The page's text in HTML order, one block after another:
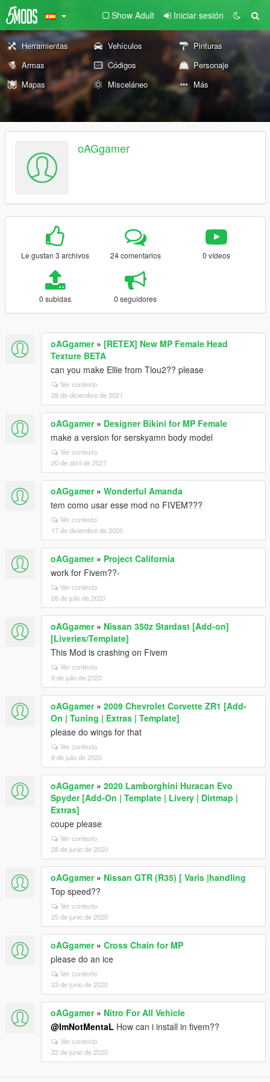
Show Adult Iniciar sesión
Herramientas Vehículos
Pinturas
Armas
Códigos
Personaje
Mapas
Misceláneo Más
oAGgamer
Le gustan 3 archivos 24 comentarios 0 vídeos
0 subidas 0 seguidores
oAGgamer» [RETEX] New MP Female Head
Texture BETA
can you make Ellie from Tlou2?? please
Ver contexto
28 de diciembre de 2021
oAGgamer» Designer Bikini for MP Female
make a version for serskyamn body model
Ver contexto
20 de abril de 2021
oAGgamer» Wonderful Amanda
tem como usar esse mod no FIVEM???
Ver contexto
17 de diciembre de 2020
oAGgamer» Project California
work for Fivem??-
Ver contexto
26 de julio de 2020
oAGgamer» Nissan 350z Stardast [Add-on]
[Liveries/Template]
This Mod is crashing on Fivem
Ver contexto
9 de julio de 2020
oAGgamer» 2009 Chevrolet Corvette ZR1 [Add-
On | Tuning | Extras | Template]
please do wings for that
Ver contexto
8 de julio de 2020
oAGgamer» 2020 Lamborghini Huracan Evo
Spyder [Add-On | Template | Livery | Dirtmap |
Extras]
coupe please
Ver contexto
28 de junio de 2020
oAGgamer» Nissan GTR (R35) [ Varis |handling
Top speed??
Ver contexto
25 de junio de 2020
oAGgamer» Cross Chain for MP
please do an ice
Ver contexto
23 de junio de 2020
oAGgamer» Nitro For All Vehicle
@ImNotMentaL How can i install in fivem??
Ver contexto
22 de junio de 2020